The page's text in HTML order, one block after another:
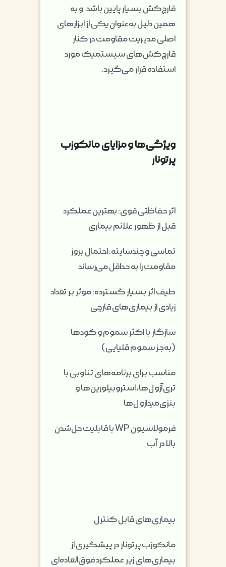
قارچ‌کش بسیار پایین باشد، و به
همین دلیل به‌عنوان یکی از ابزارهای
اصلی مدیریت مقاومت در کنار
قارچ‌کش‌های سیستمیک مورد
استفاده قرار می‌گیرد.
ویژگی‌ها و مزایای مانکوزب
پرتونار
اثر حفاظتی قوی: بهترین عملکرد
قبل از ظهور علائم بیماری
تماسی و چندسایته: احتمال بروز
مقاومت را به حداقل می‌رساند
طیف اثر بسیار گسترده: موثر بر تعداد
زیادی از بیماری‌های قارچی
سازگار با اکثر سموم و کودها
(به‌جز سموم قلیایی)
مناسب برای برنامه‌های تناوبی با
تری‌آزول‌ها، استروبیلورین‌ها و
بنزی‌میدازول‌ها
فرمولاسیون WP با قابلیت حل‌شدن
بالا در آب
بیماری‌های قابل کنترل
مانکوزب پرتونار در پیشگیری از
بیماری‌های زیر عملکرد فوق‌العاده‌ای